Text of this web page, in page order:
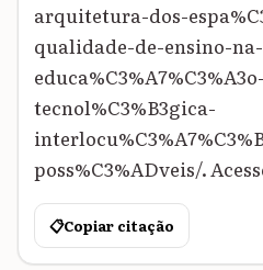
arquitetura-dos-
qualidade-de-ensino-na-
tecnol%C3%B3gica-
poss%C3%ADveis/.
📋Copiar citação